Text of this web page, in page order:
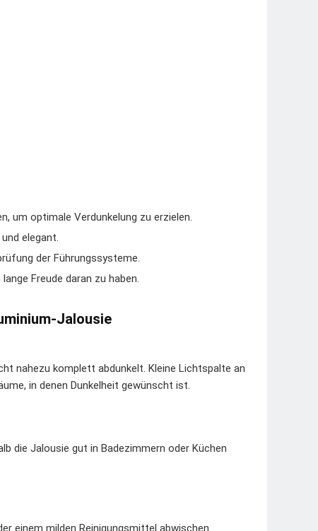
um optimale Verdunkelung zu erzielen.
elegant.
der Führungssysteme.
Freude daran zu haben.
Jalousie
nahezu komplett abdunkelt. Kleine Lichtspalte an
in denen Dunkelheit gewünscht ist.
die Jalousie gut in Badezimmern oder Küchen
einem milden Reinigungsmittel abwischen.